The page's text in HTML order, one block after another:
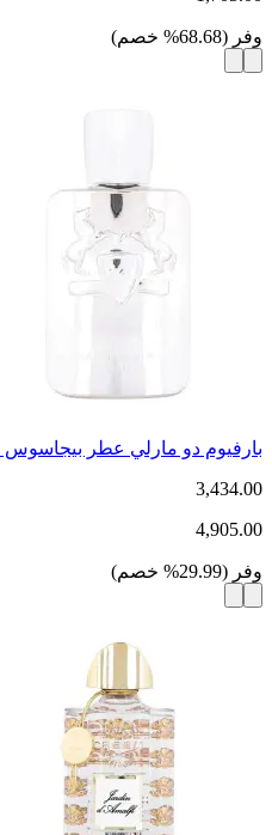
وفر (
68.68
% خصم)
بارفيوم دو مارلي عطر بيجاسوس او
3,434.00
4,905.00
وفر (
29.99
% خصم)